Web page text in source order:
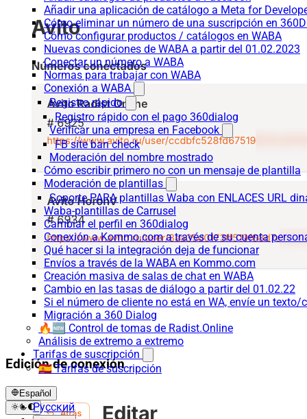
Añadir una aplicación de catálogo a Meta for
Cómo eliminar un número de una suscripción en
Cómo configurar productos / catálogos en WABA
Nuevas condiciones de WABA a partir del 01.02.2023
Conectar un número a WABA
Normas para trabajar con WABA
Conexión a WABA
Registro rápido
Registro rápido con el pago 360dialog
Verificar una empresa en Facebook
FB site ban check
Moderación del nombre mostrado
Cómo escribir primero no con un mensaje de plantilla
Moderación de plantillas
Soporte PARA plantillas Waba con ENLACES URL
Waba-plantillas de Carrusel
Cambiar el perfil en 360dialog
Conexión a Kommo.com a través de su cuenta
Qué hacer si la integración deja de funcionar
Envíos a través de la WABA en Kommo.com
Creación masiva de salas de chat en WABA
Cambio en las tasas de diálogo a partir del 01.02.22
Si el número de cliente no está en WA, envíe un
Migración a 360 Dialog
🔥🆕 Control de tomas de Radist.Online
Análisis de extremo a extremo
Tarifas de suscripción
🇪🇸 Tarifas de suscripción
Español
Русский
Edición de conexión